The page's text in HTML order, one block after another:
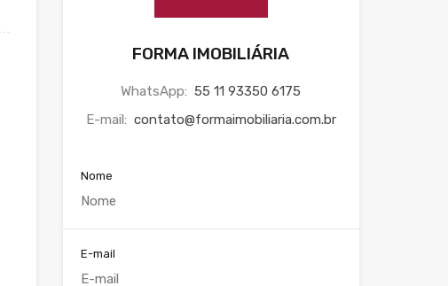
FORMA IMOBILIÁRIA
WhatsApp: 55 11 93350 6175
E-mail: contato@formaimobiliaria.com.br
Nome
E-mail